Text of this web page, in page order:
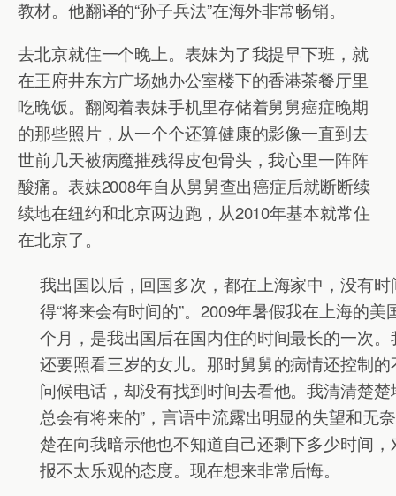
教材。他翻译的“孙子兵法”在海外非常畅销。
去北京就住一个晚上。表妹为了我提早下班，就
在王府井东方广场她办公室楼下的香港茶餐厅里
吃晚饭。翻阅着表妹手机里存储着舅舅癌症晚期
的那些照片，从一个个还算健康的影像一直到去
世前几天被病魔摧残得皮包骨头，我心里一阵阵
酸痛。表妹2008年自从舅舅查出癌症后就断断续
续地在纽约和北京两边跑，从2010年基本就常住
在北京了。
我出国以后，回国多次，都在上海家中，没有
得“将来会有时间的”。2009年暑假我在上海的
个月，是我出国后在国内住的时间最长的一次
还要照看三岁的女儿。那时舅舅的病情还控制
问候电话，却没有找到时间去看他。我清清楚
总会有将来的”，言语中流露出明显的失望和无
楚在向我暗示他也不知道自己还剩下多少时间
报不太乐观的态度。现在想来非常后悔。